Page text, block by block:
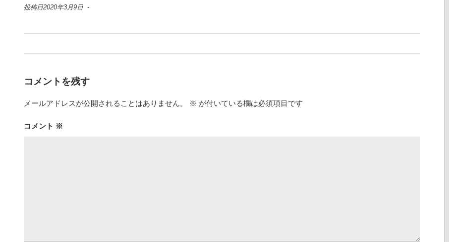
投稿日2020年3月9日 -
コメントを残す
メールアドレスが公開されることはありません。 ※ が付いている欄は必須項目です
コメント ※